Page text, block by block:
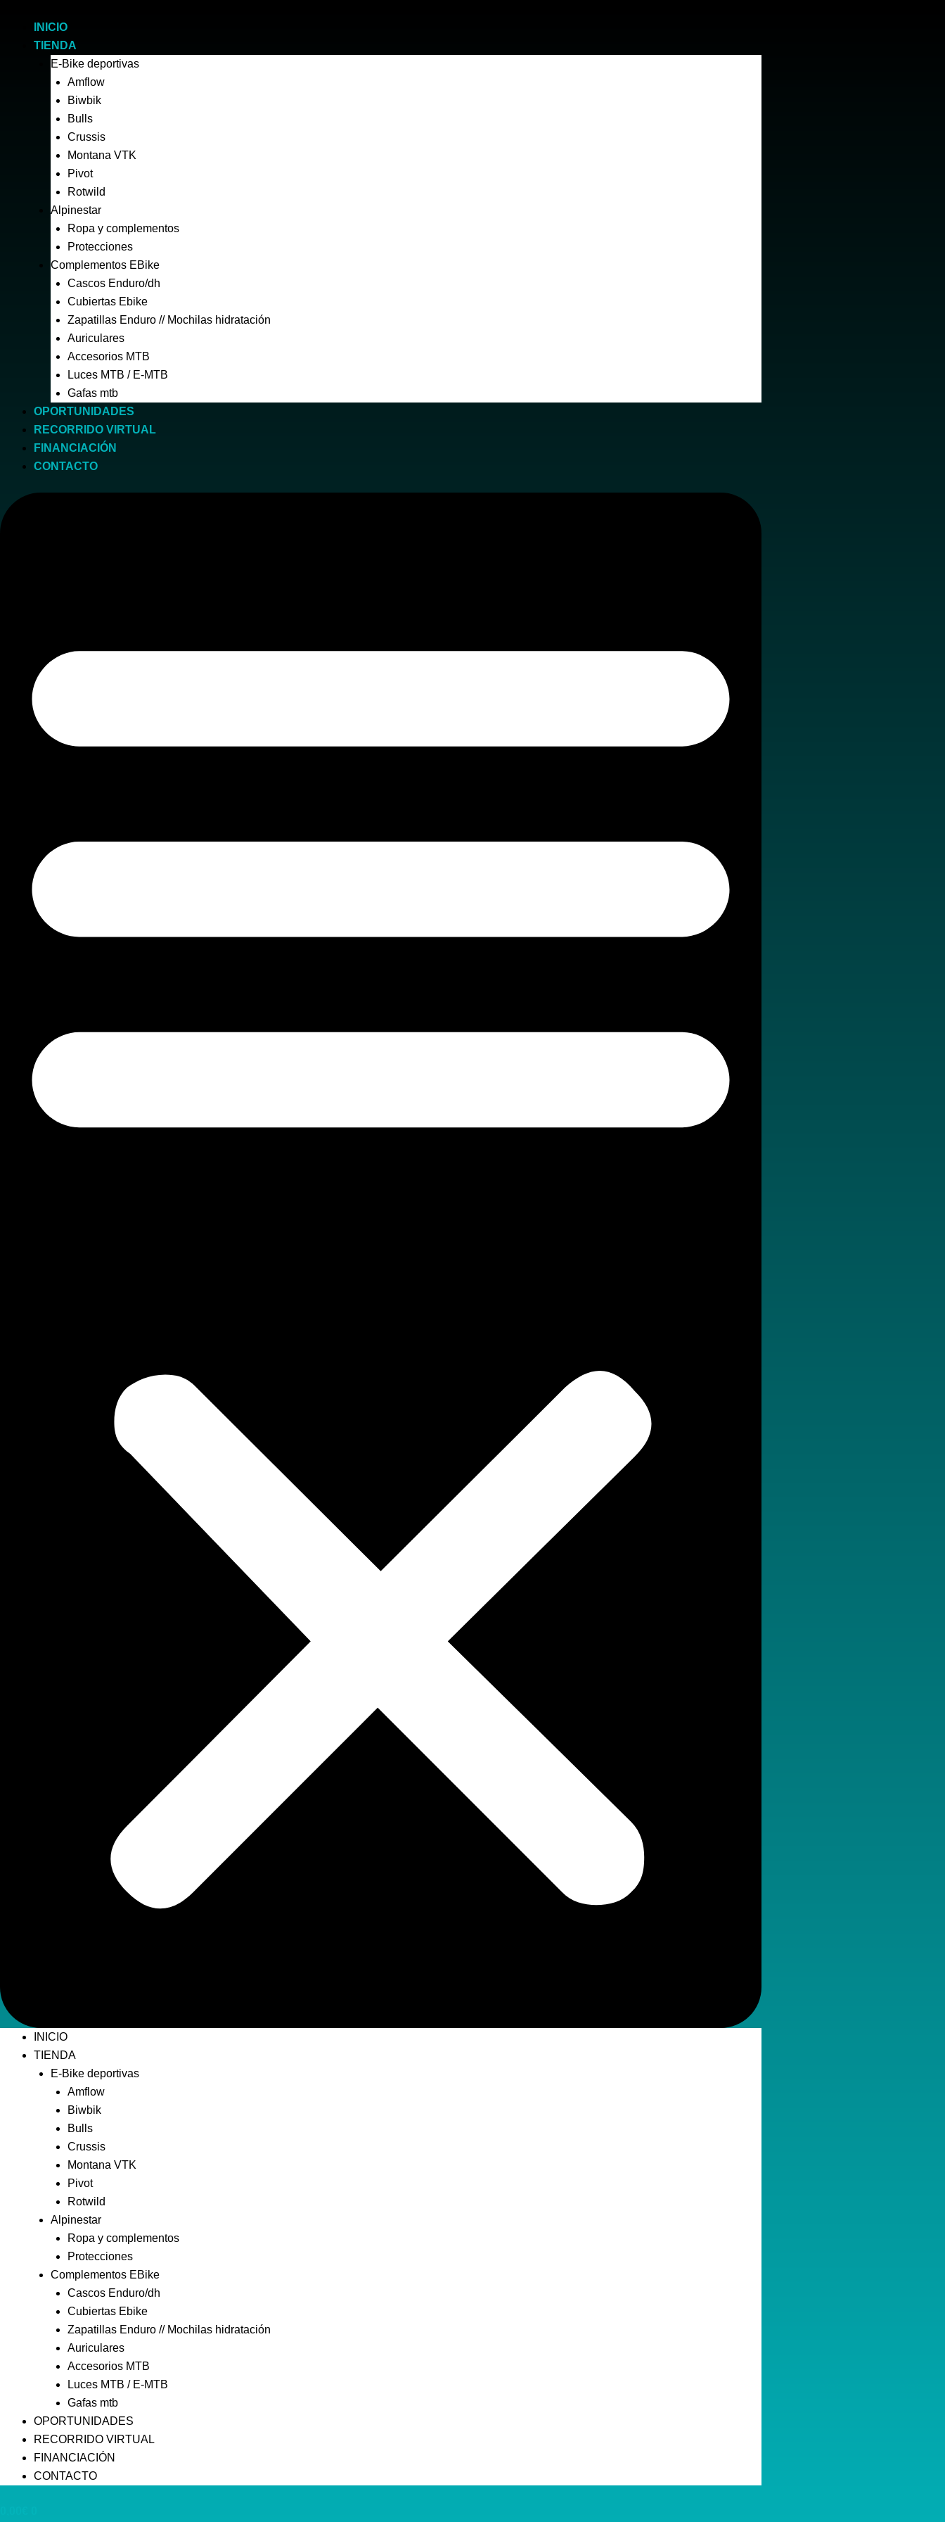
contenido
INICIO
TIENDA
E-Bike deportivas
Amflow
Biwbik
Bulls
Crussis
Montana VTK
Pivot
Rotwild
Alpinestar
Ropa y complementos
Protecciones
Complementos EBike
Cascos Enduro/dh
Cubiertas Ebike
Zapatillas Enduro // Mochilas hidratación
Auriculares
Accesorios MTB
Luces MTB / E-MTB
Gafas mtb
OPORTUNIDADES
RECORRIDO VIRTUAL
FINANCIACIÓN
CONTACTO
INICIO
TIENDA
E-Bike deportivas
Amflow
Biwbik
Bulls
Crussis
Montana VTK
Pivot
Rotwild
Alpinestar
Ropa y complementos
Protecciones
Complementos EBike
Cascos Enduro/dh
Cubiertas Ebike
Zapatillas Enduro // Mochilas hidratación
Auriculares
Accesorios MTB
Luces MTB / E-MTB
Gafas mtb
OPORTUNIDADES
RECORRIDO VIRTUAL
FINANCIACIÓN
CONTACTO